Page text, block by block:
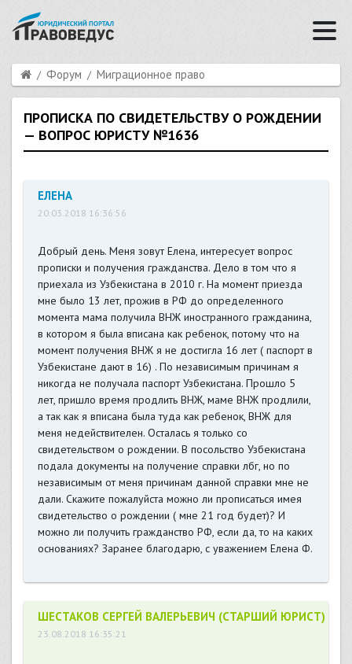
Форум Миграционное право
ПРОПИСКА ПО СВИДЕТЕЛЬСТВУ О РОЖДЕНИИ
— ВОПРОС ЮРИСТУ №1636
ЕЛЕНА
20.03.2018 16:36:56
Добрый день. Меня зовут Елена, интересует вопрос
прописки и получения гражданства. Дело в том что я
приехала из Узбекистана в 2010 г. На момент приезда
мне было 13 лет, прожив в РФ до определенного
момента мама получила ВНЖ иностранного гражданина,
в котором я была вписана как ребенок, потому что на
момент получения ВНЖ я не достигла 16 лет ( паспорт в
Узбекистане дают в 16) . По независимым причинам я
никогда не получала паспорт Узбекистана. Прошло 5
лет, пришло время продлить ВНЖ, маме ВНЖ продлили,
а так как я вписана была туда как ребенок, ВНЖ для
меня недействителен. Осталась я только со
свидетельством о рождении. В посольство Узбекистана
подала документы на получение справки лбг, но по
независимым от меня причинам данной справки мне не
дали. Скажите пожалуйста можно ли прописаться имея
свидетельство о рождении ( мне 21 год будет)? И
можно ли получить гражданство РФ, если да, то на каких
основаниях? Заранее благодарю, с уважением Елена Ф.
ШЕСТАКОВ СЕРГЕЙ ВАЛЕРЬЕВИЧ (СТАРШИЙ ЮРИСТ)
23.08.2018 16:35:21